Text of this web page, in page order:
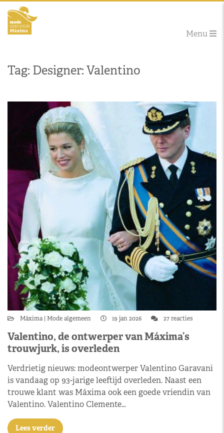
Menu
Tag: Designer: Valentino
Máxima Mode algemeen 19 jan 2026 27 reacties
Valentino, de ontwerper van Máxima’s
trouwjurk, is overleden
Verdrietig nieuws: modeontwerper Valentino Garavani
is vandaag op 93-jarige leeftijd overleden. Naast een
trouwe klant was Máxima ook een goede vriendin van
Valentino. Valentino Clemente…
Lees verder